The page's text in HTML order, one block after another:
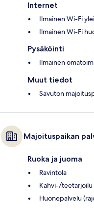
Internet
Ilmainen Wi-Fi
Ilmainen Wi-Fi
Pysäköinti
Ilmainen
Muut tiedot
Savuton
Majoituspaikan
Ruoka ja juoma
Ravintola
Kahvi-/teetarjoilu
Huonepalvelu